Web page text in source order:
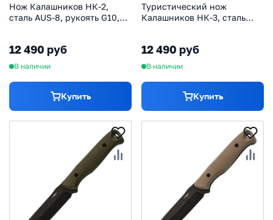
Нож Калашников НК-2,
сталь AUS-8, рукоять G10,
12 490 руб
В наличии
Купить
Туристический нож
Калашников НК-3, сталь
12 490 руб
В наличии
Купить